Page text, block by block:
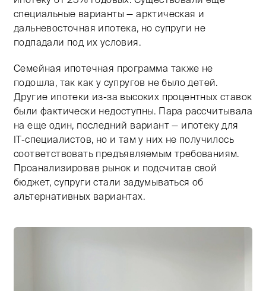
специальные варианты — арктическая и
дальневосточная ипотека, но супруги не
подпадали под их условия.
Семейная ипотечная программа также не
подошла, так как у супругов не было детей.
Другие ипотеки из-за высоких процентных ставок
были фактически недоступны. Пара рассчитывала
на еще один, последний вариант — ипотеку для
IT-специалистов, но и там у них не получилось
соответствовать предъявляемым требованиям.
Проанализировав рынок и подсчитав свой
бюджет, супруги стали задумываться об
альтернативных вариантах.